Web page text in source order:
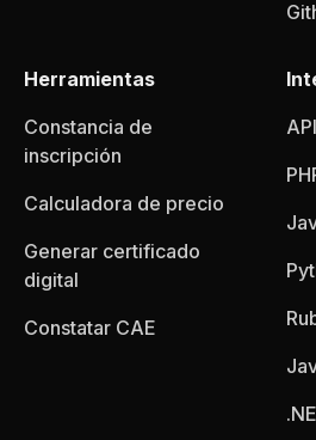
Herramientas
Constancia de
inscripción
Calculadora de precio
Generar certificado
digital
Constatar CAE
API